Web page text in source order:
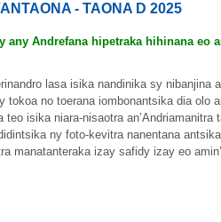
- TAONA D 2025
any Andrefana hipetraka hihinana eo
lasa isika nandinika sy nibanjina
tokoa no toerana iombonantsika dia olo
isika niara-nisaotra an’Andriamanitra
ny foto-kevitra nanentana
manatanteraka izay safidy izay eo